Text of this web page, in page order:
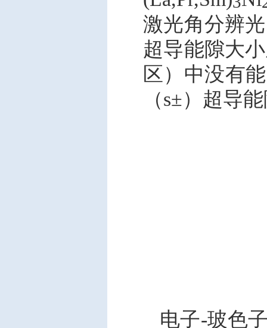
激光角分辨
超导能隙大
区）中没有
（s±）超导
电子-玻色